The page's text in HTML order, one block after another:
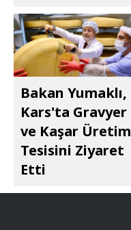
Bakan Yumaklı,
Kars'ta Gravyer
ve Kaşar Üretim
Tesisini Ziyaret
Etti